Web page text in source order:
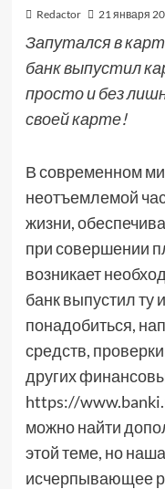
Redactor 21 января
Запутался в
банк выпустил
просто и без
своей карте!
В современном
неотъемлемой
жизни,
при совершении
возникает
банк выпустил ту
понадобиться,
средств,
других
https://
можно найти
этой теме, но
исчерпывающее